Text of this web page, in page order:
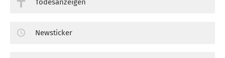
Todesanzeigen
Newsticker